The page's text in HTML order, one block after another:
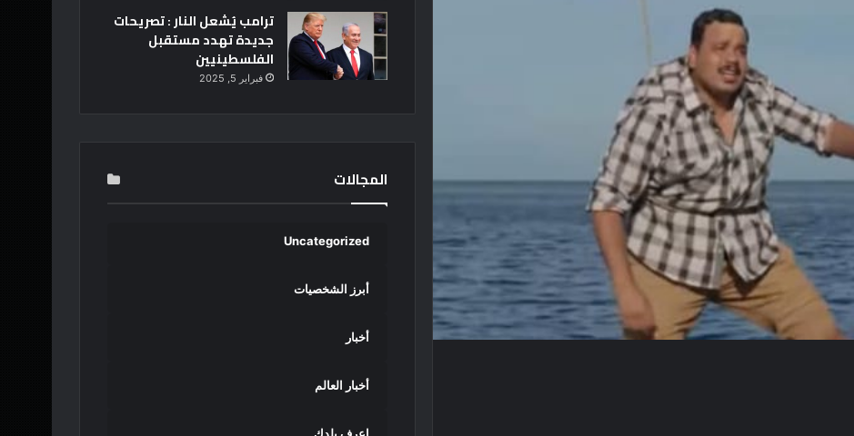
ترامب يُشعل النار : تصريحات
جديدة تهدد مستقبل
الفلسطينيين
فبراير 5, 2025
المجالات
Uncategorized
أبرز الشخصيات
أخبار
أخبار العالم